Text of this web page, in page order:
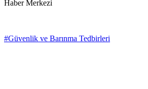
Haber Merkezi
#Güvenlik ve Barınma Tedbirleri